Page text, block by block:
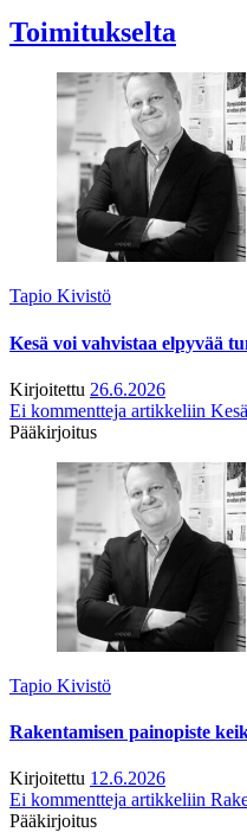
Toimitukselta
Tapio Kivistö
Kesä voi vahvistaa elpyvää
Kirjoitettu 26.6.2026
Ei kommentteja artikkeliin
Pääkirjoitus
Tapio Kivistö
Rakentamisen painopiste
Kirjoitettu 12.6.2026
Ei kommentteja artikkeliin
Pääkirjoitus